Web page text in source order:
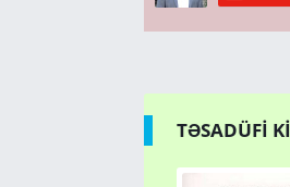
TƏSADÜFİ